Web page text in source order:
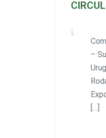
–
[…]